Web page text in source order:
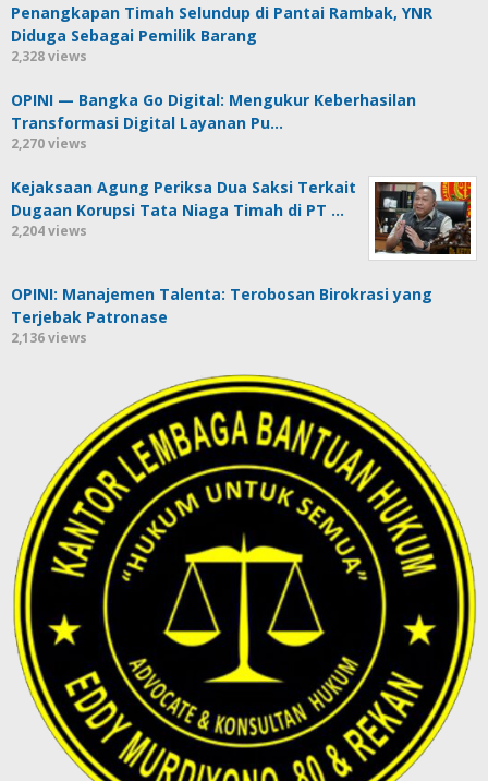
Penangkapan Timah Selundup di Pantai Rambak, YNR
Diduga Sebagai Pemilik Barang
2,328 views
OPINI — Bangka Go Digital: Mengukur Keberhasilan
Transformasi Digital Layanan Pu…
2,270 views
Kejaksaan Agung Periksa Dua Saksi Terkait
Dugaan Korupsi Tata Niaga Timah di PT …
2,204 views
OPINI: Manajemen Talenta: Terobosan Birokrasi yang
Terjebak Patronase
2,136 views